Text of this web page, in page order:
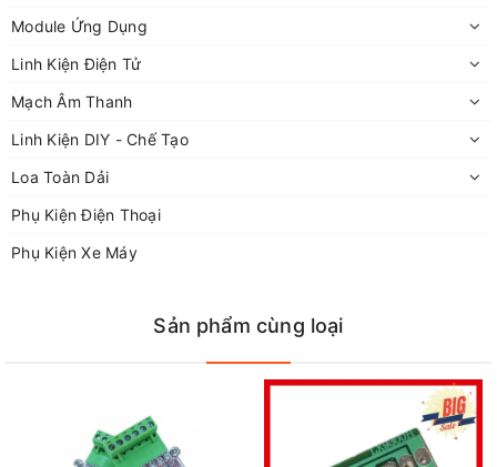
Module Ứng Dụng
Linh Kiện Điện Tử
Mạch Âm Thanh
Linh Kiện DIY - Chế Tạo
Loa Toàn Dải
Phụ Kiện Điện Thoại
Phụ Kiện Xe Máy
Sản phẩm cùng loại